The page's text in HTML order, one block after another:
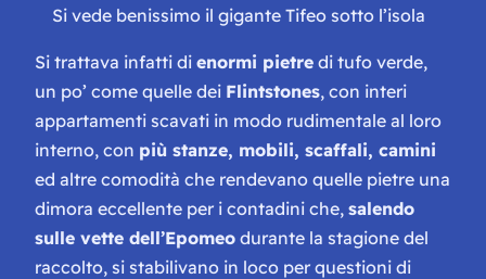
Si vede benissimo il gigante Tifeo sotto l’isola
Si trattava infatti di enormi pietre di tufo verde,
un po’ come quelle dei Flintstones, con interi
appartamenti scavati in modo rudimentale al loro
interno, con più stanze, mobili, scaffali, camini
ed altre comodità che rendevano quelle pietre una
dimora eccellente per i contadini che, salendo
sulle vette dell’Epomeo durante la stagione del
raccolto, si stabilivano in loco per questioni di